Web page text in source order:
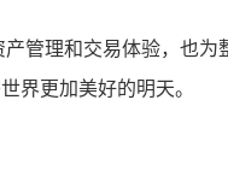
管理和交易体验，也
界更加美好的明天。